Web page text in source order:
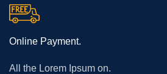
Online Payment.
All the Lorem Ipsum on.